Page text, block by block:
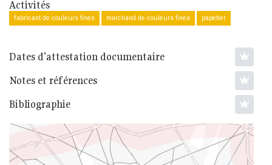
Activités
fabricant de couleurs fines marchand de couleurs fines papetier
Dates d'attestation documentaire
Notes et références
Bibliographie